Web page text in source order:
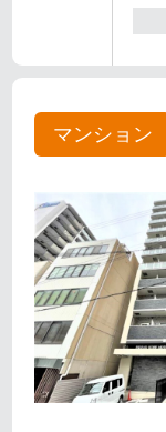
マンション